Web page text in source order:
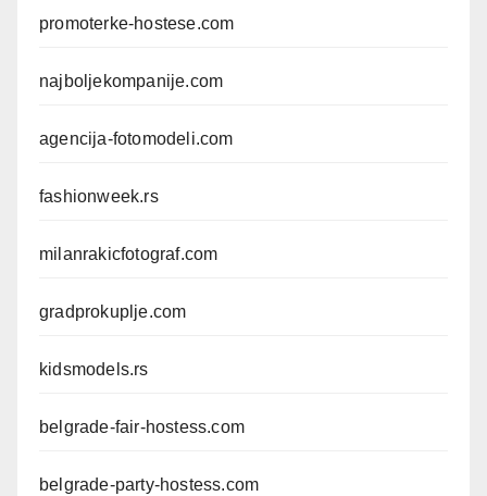
promoterke-hostese.com
najboljekompanije.com
agencija-fotomodeli.com
fashionweek.rs
milanrakicfotograf.com
gradprokuplje.com
kidsmodels.rs
belgrade-fair-hostess.com
belgrade-party-hostess.com